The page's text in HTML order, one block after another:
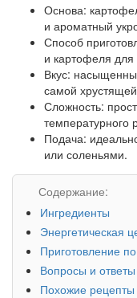
Основа:
и ароматный
Способ
и картофеля для
Вкус:
самой
Сложность:
температурного
Подача:
или соленьями.
Содержание:
Ингредиенты
Энергетическая
Приготовление
Вопросы и ответы
Похожие рецепты